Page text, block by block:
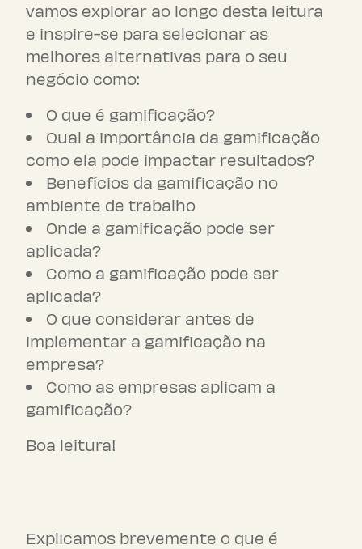
vamos explorar ao longo desta leitura
e inspire-se para selecionar as
melhores alternativas para o seu
negócio como:
O que é gamificação?
Qual a importância da gamificação
como ela pode impactar resultados?
Benefícios da gamificação no
ambiente de trabalho
Onde a gamificação pode ser
aplicada?
Como a gamificação pode ser
aplicada?
O que considerar antes de
implementar a gamificação na
empresa?
Como as empresas aplicam a
gamificação?
Boa leitura!
Explicamos brevemente o que é